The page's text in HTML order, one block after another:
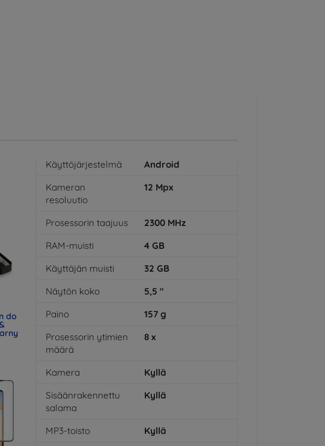
do
Käyttöjärjestelmä
Android
Kameran
resoluutio
12 Mpx
Prosessorin taajuus 2300 MHz
RAM-muisti
4 GB
Käyttäjän muisti
32 GB
Näytön koko
5,5 "
Paino
157 g
Prosessorin ytimien
määrä
8 x
Kamera
Kyllä
Sisäänrakennettu
salama
Kyllä
MP3-toisto
Kyllä